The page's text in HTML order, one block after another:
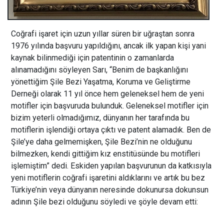
Coğrafi işaret için uzun yıllar süren bir uğraştan sonra
1976 yılında başvuru yapıldığını, ancak ilk yapan kişi yani
kaynak bilinmediği için patentinin o zamanlarda
alınamadığını söyleyen Sarı, “Benim de başkanlığını
yönettiğim Şile Bezi Yaşatma, Koruma ve Geliştirme
Derneği olarak 11 yıl önce hem geleneksel hem de yeni
motifler için başvuruda bulunduk. Geleneksel motifler için
bizim yeterli olmadığımız, dünyanın her tarafında bu
motiflerin işlendiği ortaya çıktı ve patent alamadık. Ben de
Şile’ye daha gelmemişken, Şile Bezi’nin ne olduğunu
bilmezken, kendi gittiğim kız enstitüsünde bu motifleri
işlemiştim” dedi. Eskiden yapılan başvurunun da katkısıyla
yeni motiflerin coğrafi işaretini aldıklarını ve artık bu bez
Türkiye’nin veya dünyanın neresinde dokunursa dokunsun
adının Şile bezi olduğunu söyledi ve şöyle devam etti: